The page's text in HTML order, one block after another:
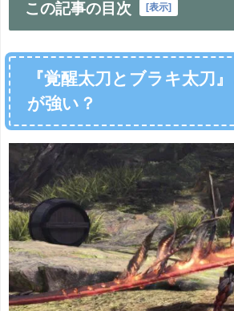
この記事の目次 [表示]
『覚醒太刀とブラキ太刀
が強い？